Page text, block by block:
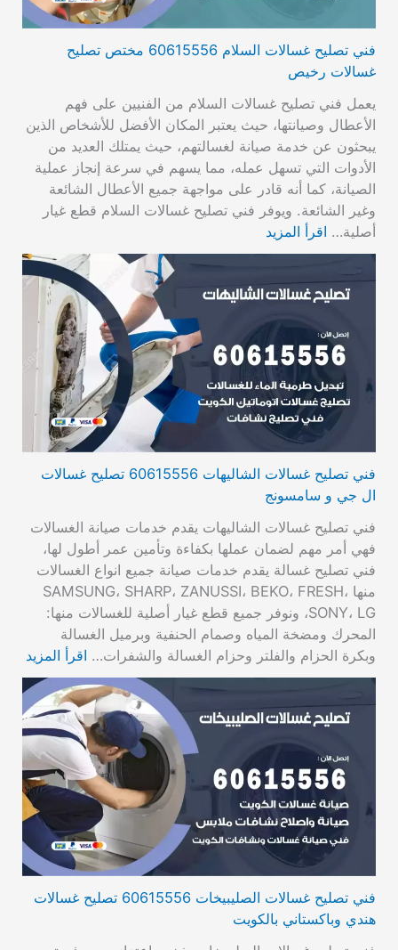
فني تصليح غسالات السلام 60615556 مختص تصليح
غسالات رخيص
يعمل فني تصليح غسالات السلام من الفنيين على فهم
الأعطال وصيانتها، حيث يعتبر المكان الأفضل للأشخاص الذين
يبحثون عن خدمة صيانة لغسالتهم، حيث يمتلك العديد من
الأدوات التي تسهل عمله، مما يسهم في سرعة إنجاز عملية
الصيانة، كما أنه قادر على مواجهة جميع الأعطال الشائعة
وغير الشائعة. ويوفر فني تصليح غسالات السلام قطع غيار
أصلية… اقرأ المزيد
فني تصليح غسالات الشاليهات 60615556 تصليح غسالات
ال جي و سامسونج
فني تصليح غسالات الشاليهات يقدم خدمات صيانة الغسالات
فهي أمر مهم لضمان عملها بكفاءة وتأمين عمر أطول لها،
فني تصليح غسالة يقدم خدمات صيانة جميع انواع الغسالات
منها SAMSUNG، SHARP، ZANUSSI، BEKO، FRESH،
SONY، LG، ونوفر جميع قطع غيار أصلية للغسالات منها:
المحرك ومضخة المياه وصمام الحنفية وبرميل الغسالة
وبكرة الحزام والفلتر وحزام الغسالة والشفرات… اقرأ المزيد
فني تصليح غسالات الصليبيخات 60615556 تصليح غسالات
هندي وباكستاني بالكويت